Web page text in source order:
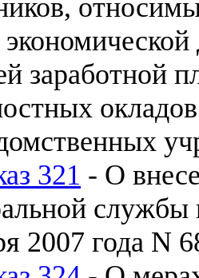
заработной
321 - О
службы
2007 года N